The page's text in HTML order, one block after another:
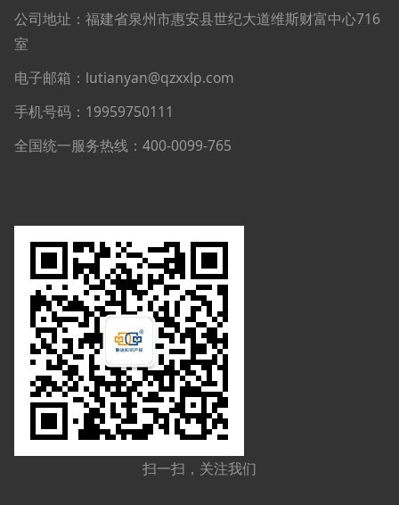
公司地址：福建省泉州市惠安县世纪大道维斯财富中心716
室
电子邮箱：lutianyan@qzxxlp.com
手机号码：19959750111
全国统一服务热线：400-0099-765
扫一扫，关注我们